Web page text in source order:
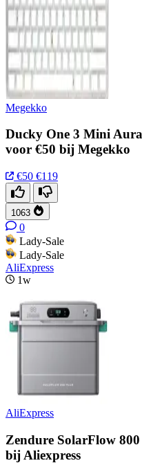
Megekko
Ducky One 3 Mini
voor €50 bij Megekko
€50 €119
1063
0
Lady-Sale
Lady-Sale
AliExpress
1w
AliExpress
Zendure SolarFlow
bij Aliexpress